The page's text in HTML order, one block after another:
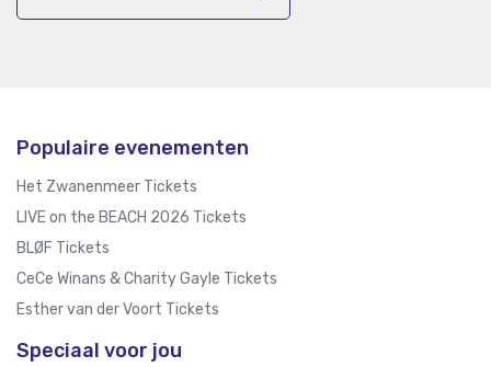
Populaire evenementen
Het Zwanenmeer Tickets
LIVE on the BEACH 2026 Tickets
BLØF Tickets
CeCe Winans & Charity Gayle Tickets
Esther van der Voort Tickets
Speciaal voor jou